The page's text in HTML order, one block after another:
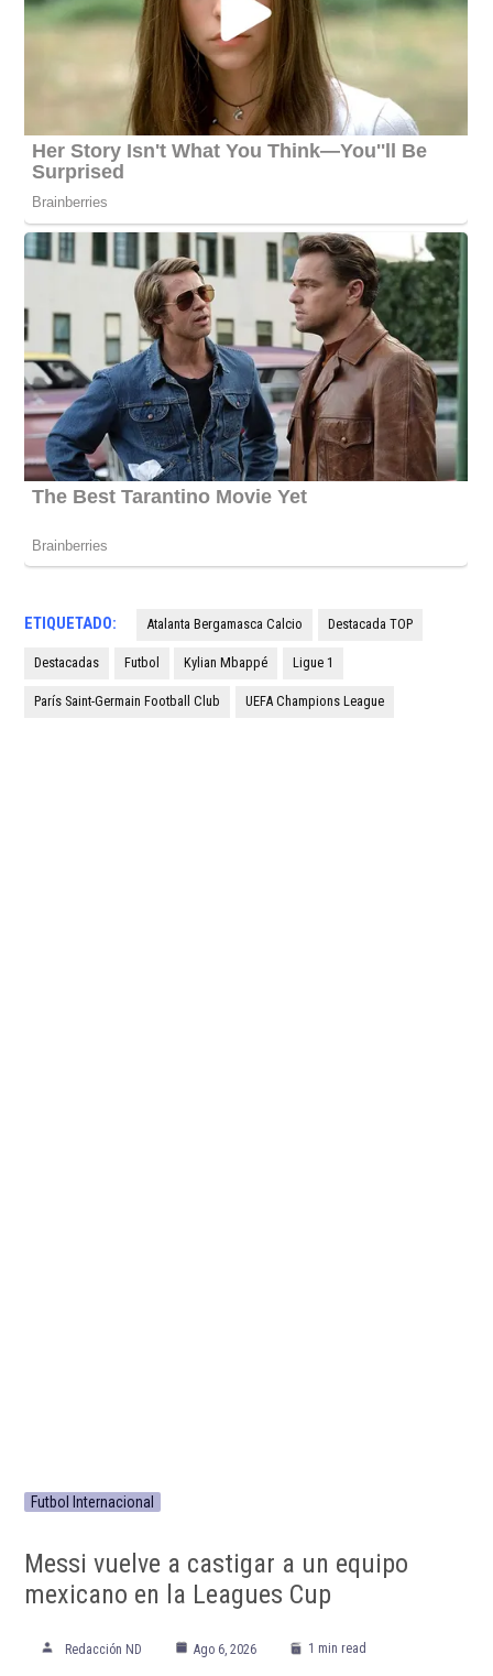
ETIQUETADO: Atalanta Bergamasca Calcio Destacada TOP
Destacadas Futbol Kylian Mbappé Ligue 1
París Saint-Germain Football Club UEFA Champions League
Futbol Internacional
Messi vuelve a castigar a un equipo
mexicano en la Leagues Cup
Redacción ND Ago 6, 2026 1 min read